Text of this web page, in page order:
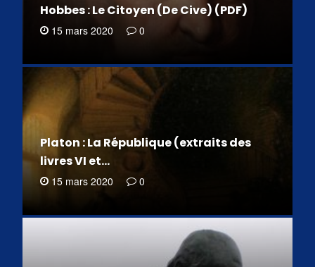
Hobbes : Le Citoyen (De Cive) (PDF)
15 mars 2020 0
Platon : La République (extraits des
livres VI et…
15 mars 2020 0